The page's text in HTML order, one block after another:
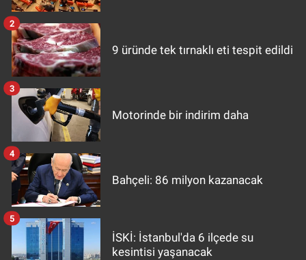
9 üründe tek tırnaklı eti tespit edildi
2
Motorinde bir indirim daha
3
Bahçeli: 86 milyon kazanacak
4
İSKİ: İstanbul'da 6 ilçede su
kesintisi yaşanacak
5